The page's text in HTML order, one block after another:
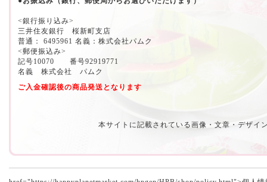
<銀行振り込み>
三井住友銀行 桜新町支店
普通： 6495961 名義：株式会社パムク
<郵便振込み>
記号10070 番号92919771
名義 株式会社 パムク
ご入金確認後の商品発送となります
本サイトに記載されている画像・文章・デザイ